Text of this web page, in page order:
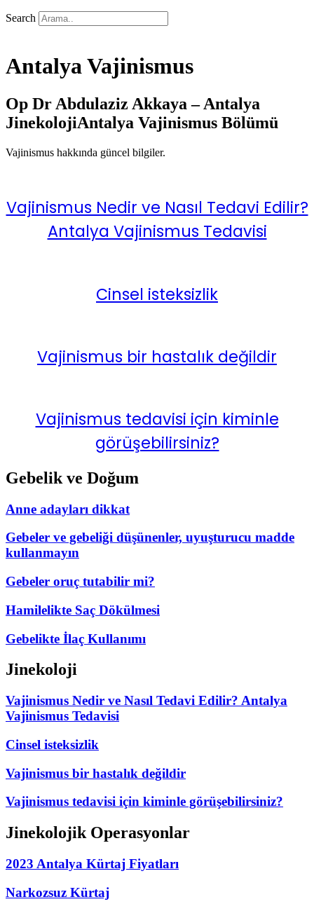
Search
Antalya Vajinismus
Op Dr Abdulaziz Akkaya – Antalya
JinekolojiAntalya Vajinismus Bölümü
Vajinismus hakkında güncel bilgiler.
Vajinismus Nedir ve Nasıl Tedavi Edilir?
Antalya Vajinismus Tedavisi
Cinsel isteksizlik
Vajinismus bir hastalık değildir
Vajinismus tedavisi için kiminle
görüşebilirsiniz?
Gebelik ve Doğum
Anne adayları dikkat
Gebeler ve gebeliği düşünenler, uyuşturucu madde
kullanmayın
Gebeler oruç tutabilir mi?
Hamilelikte Saç Dökülmesi
Gebelikte İlaç Kullanımı
Jinekoloji
Vajinismus Nedir ve Nasıl Tedavi Edilir? Antalya
Vajinismus Tedavisi
Cinsel isteksizlik
Vajinismus bir hastalık değildir
Vajinismus tedavisi için kiminle görüşebilirsiniz?
Jinekolojik Operasyonlar
2023 Antalya Kürtaj Fiyatları
Narkozsuz Kürtaj